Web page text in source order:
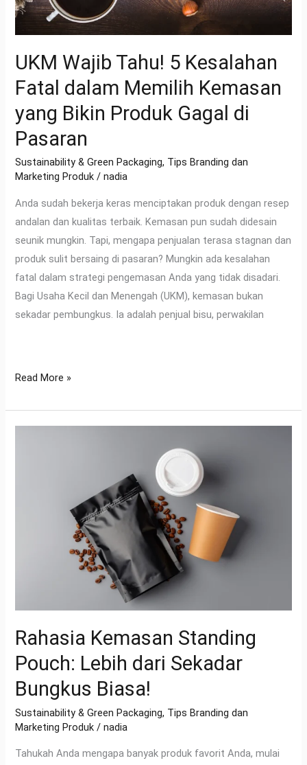
UKM Wajib Tahu! 5 Kesalahan
Fatal dalam Memilih Kemasan
yang Bikin Produk Gagal di
Pasaran
Sustainability & Green Packaging, Tips Branding dan
Marketing Produk /nadia
Anda sudah bekerja keras menciptakan produk dengan resep
andalan dan kualitas terbaik. Kemasan pun sudah didesain
seunik mungkin. Tapi, mengapa penjualan terasa stagnan dan
produk sulit bersaing di pasaran? Mungkin ada kesalahan
fatal dalam strategi pengemasan Anda yang tidak disadari.
Bagi Usaha Kecil dan Menengah (UKM), kemasan bukan
sekadar pembungkus. Ia adalah penjual bisu, perwakilan
Kemasan
Produk
Gagal
Pasaran
Read More »
Rahasia Kemasan Standing
Pouch: Lebih dari Sekadar
Bungkus Biasa!
Sustainability & Green Packaging, Tips Branding dan
Marketing Produk /nadia
Tahukah Anda mengapa banyak produk favorit Anda, mulai